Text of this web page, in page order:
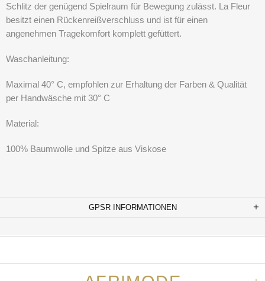
Schlitz der genügend Spielraum für Bewegung zulässt. La Fleur
besitzt einen Rückenreißverschluss und ist für einen
angenehmen Tragekomfort komplett gefüttert.
Waschanleitung:
Maximal 40° C, empfohlen zur Erhaltung der Farben & Qualität
per Handwäsche mit 30° C
Material:
100% Baumwolle und Spitze aus Viskose
GPSR INFORMATIONEN